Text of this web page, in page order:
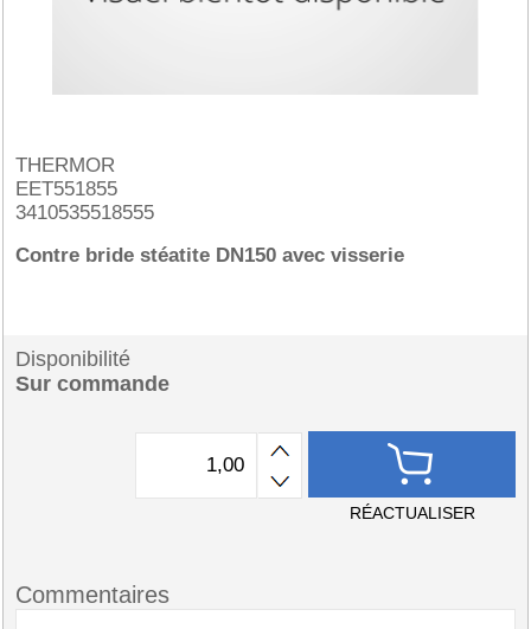
THERMOR
EET551855
3410535518555
Contre bride stéatite DN150 avec visserie
Disponibilité
Sur commande
RÉACTUALISER
Commentaires